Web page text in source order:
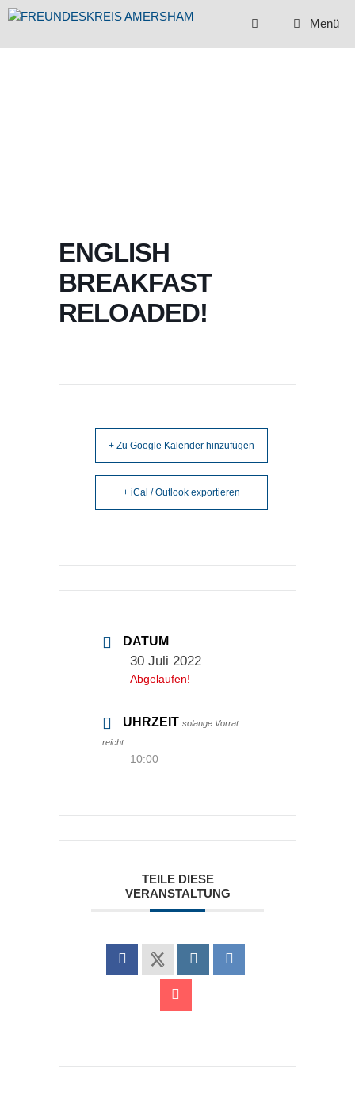
Zum
springen
Menü
ENGLISH
BREAKFAST
RELOADED!
+ Zu Google Kalender hinzufügen
+ iCal / Outlook exportieren
DATUM
30 Juli 2022
Abgelaufen!
UHRZEIT solange Vorrat
reicht
10:00
TEILE DIESE
VERANSTALTUNG